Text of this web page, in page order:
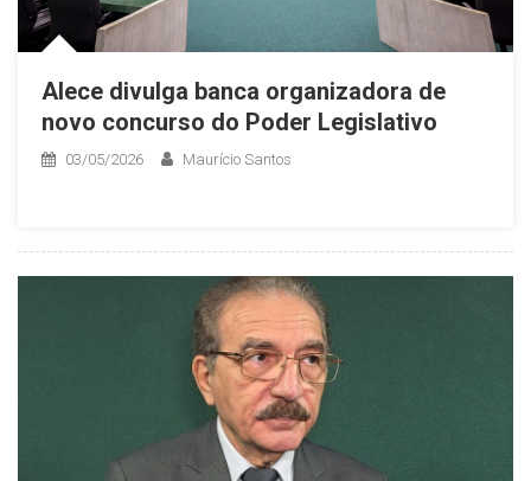
Alece divulga banca organizadora de
novo concurso do Poder Legislativo
03/05/2026 Maurício Santos